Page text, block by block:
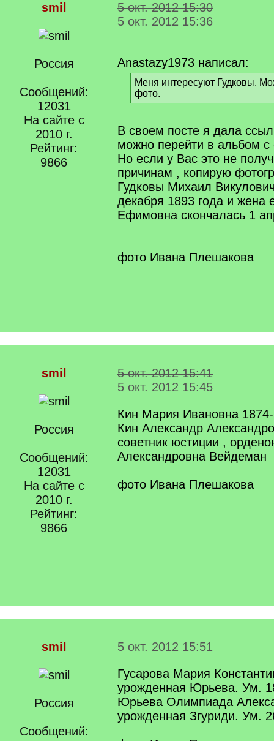
smil
Россия
Сообщений:
12031
На сайте с
2010 г.
Рейтинг:
9866
5 окт. 2012 15:30
5 окт. 2012 15:36
Anastazy1973 написал:
[
q
]
Меня интересуют Гудковы.
фото.
[
q
]
В своем посте я дала
можно перейти в альбом
Но если у Вас это не
причинам , копирую
Гудковы Михаил
декабря 1893 года и жена
Ефимовна скончалась 1
фото Ивана Плешакова
smil
Россия
Сообщений:
12031
На сайте с
2010 г.
Рейтинг:
9866
5 окт. 2012 15:41
5 окт. 2012 15:45
Кин Мария Ивановна
Кин Александр
советник юстиции ,
Александровна Вейдеман
фото Ивана Плешакова
smil
Россия
Сообщений:
5 окт. 2012 15:51
Гусарова Мария
урожденная Юрьева. Ум.
Юрьева Олимпиада
урожденная Згуриди. Ум.